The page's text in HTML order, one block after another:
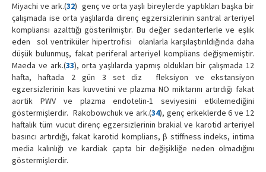
Miyachi ve ark.(32) genç ve orta yaşlı bireylerde yaptıkları başka bir
çalışmada ise orta yaşlılarda direnç egzersizlerinin santral arteriyel
kompliansı azalttığı gösterilmiştir. Bu değer sedanterlerle ve eşlik
eden sol ventriküler hipertrofisi olanlarla karşılaştırıldığında daha
düşük bulunmuş, fakat periferal arteriyel komplians değişmemiştir.
Maeda ve ark.(33), orta yaşlılarda yapmış oldukları bir çalışmada 12
hafta, haftada 2 gün 3 set diz fleksiyon ve ekstansiyon
egzersizlerinin kas kuvvetini ve plazma NO miktarını artırdığı fakat
aortik PWV ve plazma endotelin-1 seviyesini etkilemediğini
göstermişlerdir. Rakobowchuk ve ark.(34), genç erkeklerde 6 ve 12
haftalık tüm vucut direnç egzersizlerinin brakial ve karotid arteriyel
basıncı artırdığı, fakat karotid komplians, β stiffness indeks, intima
media kalınlığı ve kardiak çapta bir değişikliğe neden olmadığını
göstermişlerdir.